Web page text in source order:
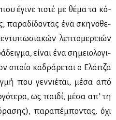
έγι­νε πο­τέ με θέ­μα τα κό­
πα­ρα­δί­δο­ντας ένα σκη­νο­θε­
λε­πτο­με­ρειών
εί­ναι ένα ση­μειο­λο­γι­
οποίο κα­δρά­ρε­ται ο Ελάι­τζα
που γεν­νιέ­ται, μέ­σα από
ως παι­δί, μέ­σα απ’ τη
πα­ρα­πέ­μπο­ντας, όχι